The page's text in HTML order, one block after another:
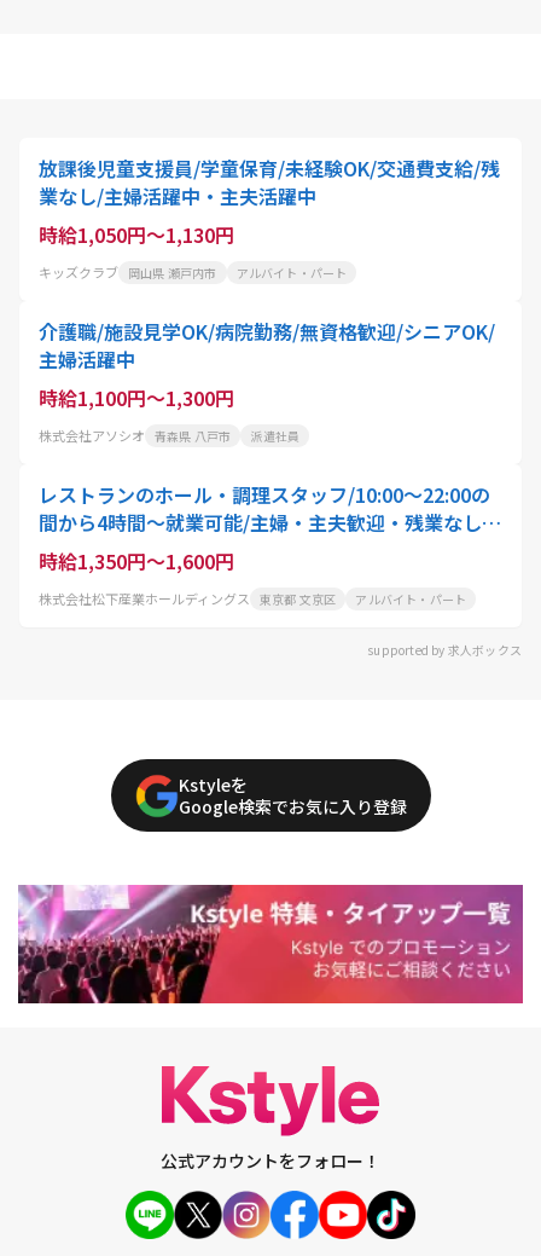
放課後児童支援員/学童保育/未経験OK/交通費支給/残
業なし/主婦活躍中・主夫活躍中
時給1,050円～1,130円
キッズクラブ 岡山県 瀬戸内市 アルバイト・パート
介護職/施設見学OK/病院勤務/無資格歓迎/シニアOK/
主婦活躍中
時給1,100円～1,300円
株式会社アソシオ 青森県 八戸市 派遣社員
レストランのホール・調理スタッフ/10:00〜22:00の
間から4時間〜就業可能/主婦・主夫歓迎・残業なし・
土日休み
時給1,350円～1,600円
株式会社松下産業ホールディングス 東京都 文京区 アルバイト・パート
supported by 求人ボックス
Kstyleを
Google検索でお気に入り登録
公式アカウントをフォロー！